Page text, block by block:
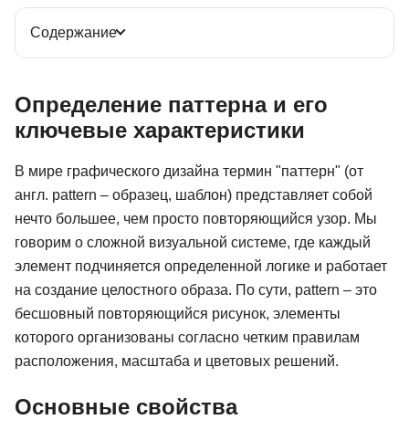
Содержание
Определение паттерна и его
ключевые характеристики
В мире графического дизайна термин "паттерн" (от
англ. pattern – образец, шаблон) представляет собой
нечто большее, чем просто повторяющийся узор. Мы
говорим о сложной визуальной системе, где каждый
элемент подчиняется определенной логике и работает
на создание целостного образа. По сути, pattern – это
бесшовный повторяющийся рисунок, элементы
которого организованы согласно четким правилам
расположения, масштаба и цветовых решений.
Основные свойства